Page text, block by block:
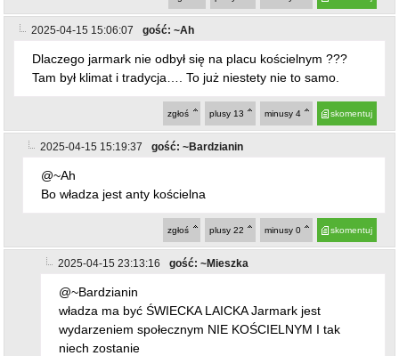
2025-04-15 15:06:07 gość: ~Ah
Dlaczego jarmark nie odbył się na placu kościelnym ???
Tam był klimat i tradycja…. To już niestety nie to samo.
skomentuj
minusy 4
plusy 13
zgłoś
2025-04-15 15:19:37 gość: ~Bardzianin
@~Ah
Bo władza jest anty kościelna
skomentuj
minusy 0
plusy 22
zgłoś
2025-04-15 23:13:16 gość: ~Mieszka
@~Bardzianin
władza ma być ŚWIECKA LAICKA Jarmark jest
wydarzeniem społecznym NIE KOŚCIELNYM I tak
niech zostanie